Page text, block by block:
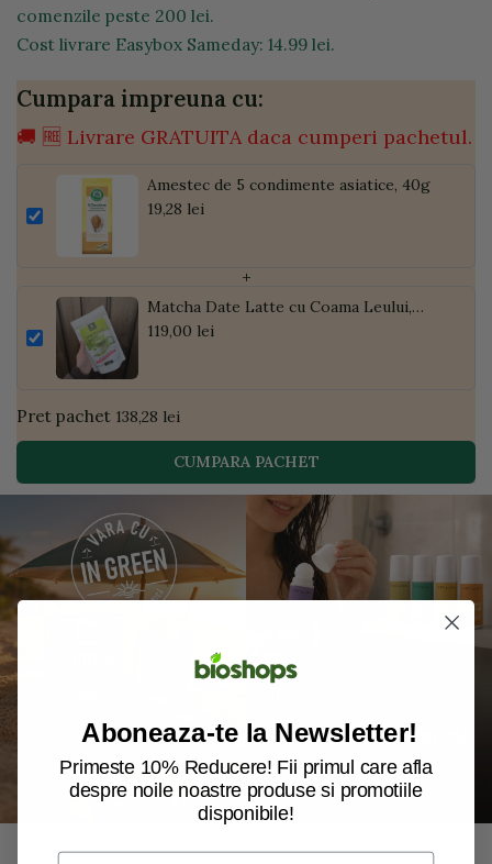
comenzile peste 200 lei.
Cost livrare Easybox Sameday: 14.99 lei.
Cumpara impreuna cu:
🚚 🆓 Livrare GRATUITA daca cumperi pachetul.
Amestec de 5 condimente asiatice, 40g
19,28 lei
+
Matcha Date Latte cu Coama Leului,
Pudră de Curmale și Ghimbir, ECO, 300g
119,00 lei
Pret pachet 138,28 lei
CUMPARA PACHET
Aboneaza-te la Newsletter!
Primeste 10% Reducere! Fii primul care afla
despre noile noastre produse si promotiile
disponibile!